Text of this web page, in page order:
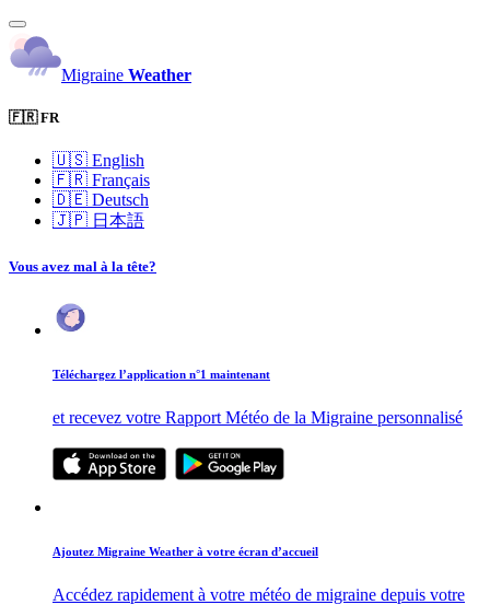
Migraine Weather
🇫🇷 FR
🇺🇸 English
🇫🇷 Français
🇩🇪 Deutsch
🇯🇵 日本語
Vous avez mal à la tête?
Téléchargez l’application n°1 maintenant
et recevez votre Rapport Météo de la Migraine personnalisé
Ajoutez Migraine Weather à votre écran d’accueil
Accédez rapidement à votre météo de migraine depuis votre